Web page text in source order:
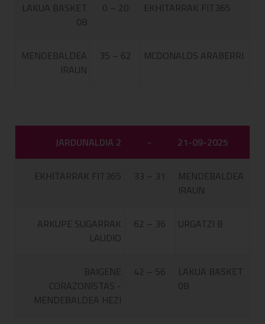
LAKUA BASKET
08
0 – 20 EKHITARRAK FIT365
MENDEBALDEA
IRAUN
35 – 62 MCDONALDS ARABERRI
JARDUNALDIA 2 - 21-09-2025
EKHITARRAK FIT365 33 – 31
MENDEBALDEA
IRAUN
ARKUPE SUGARRAK
LAUDIO
62 – 36 URGATZI B
BAIGENE
CORAZONISTAS -
MENDEBALDEA HEZI
42 – 56
LAKUA BASKET
08